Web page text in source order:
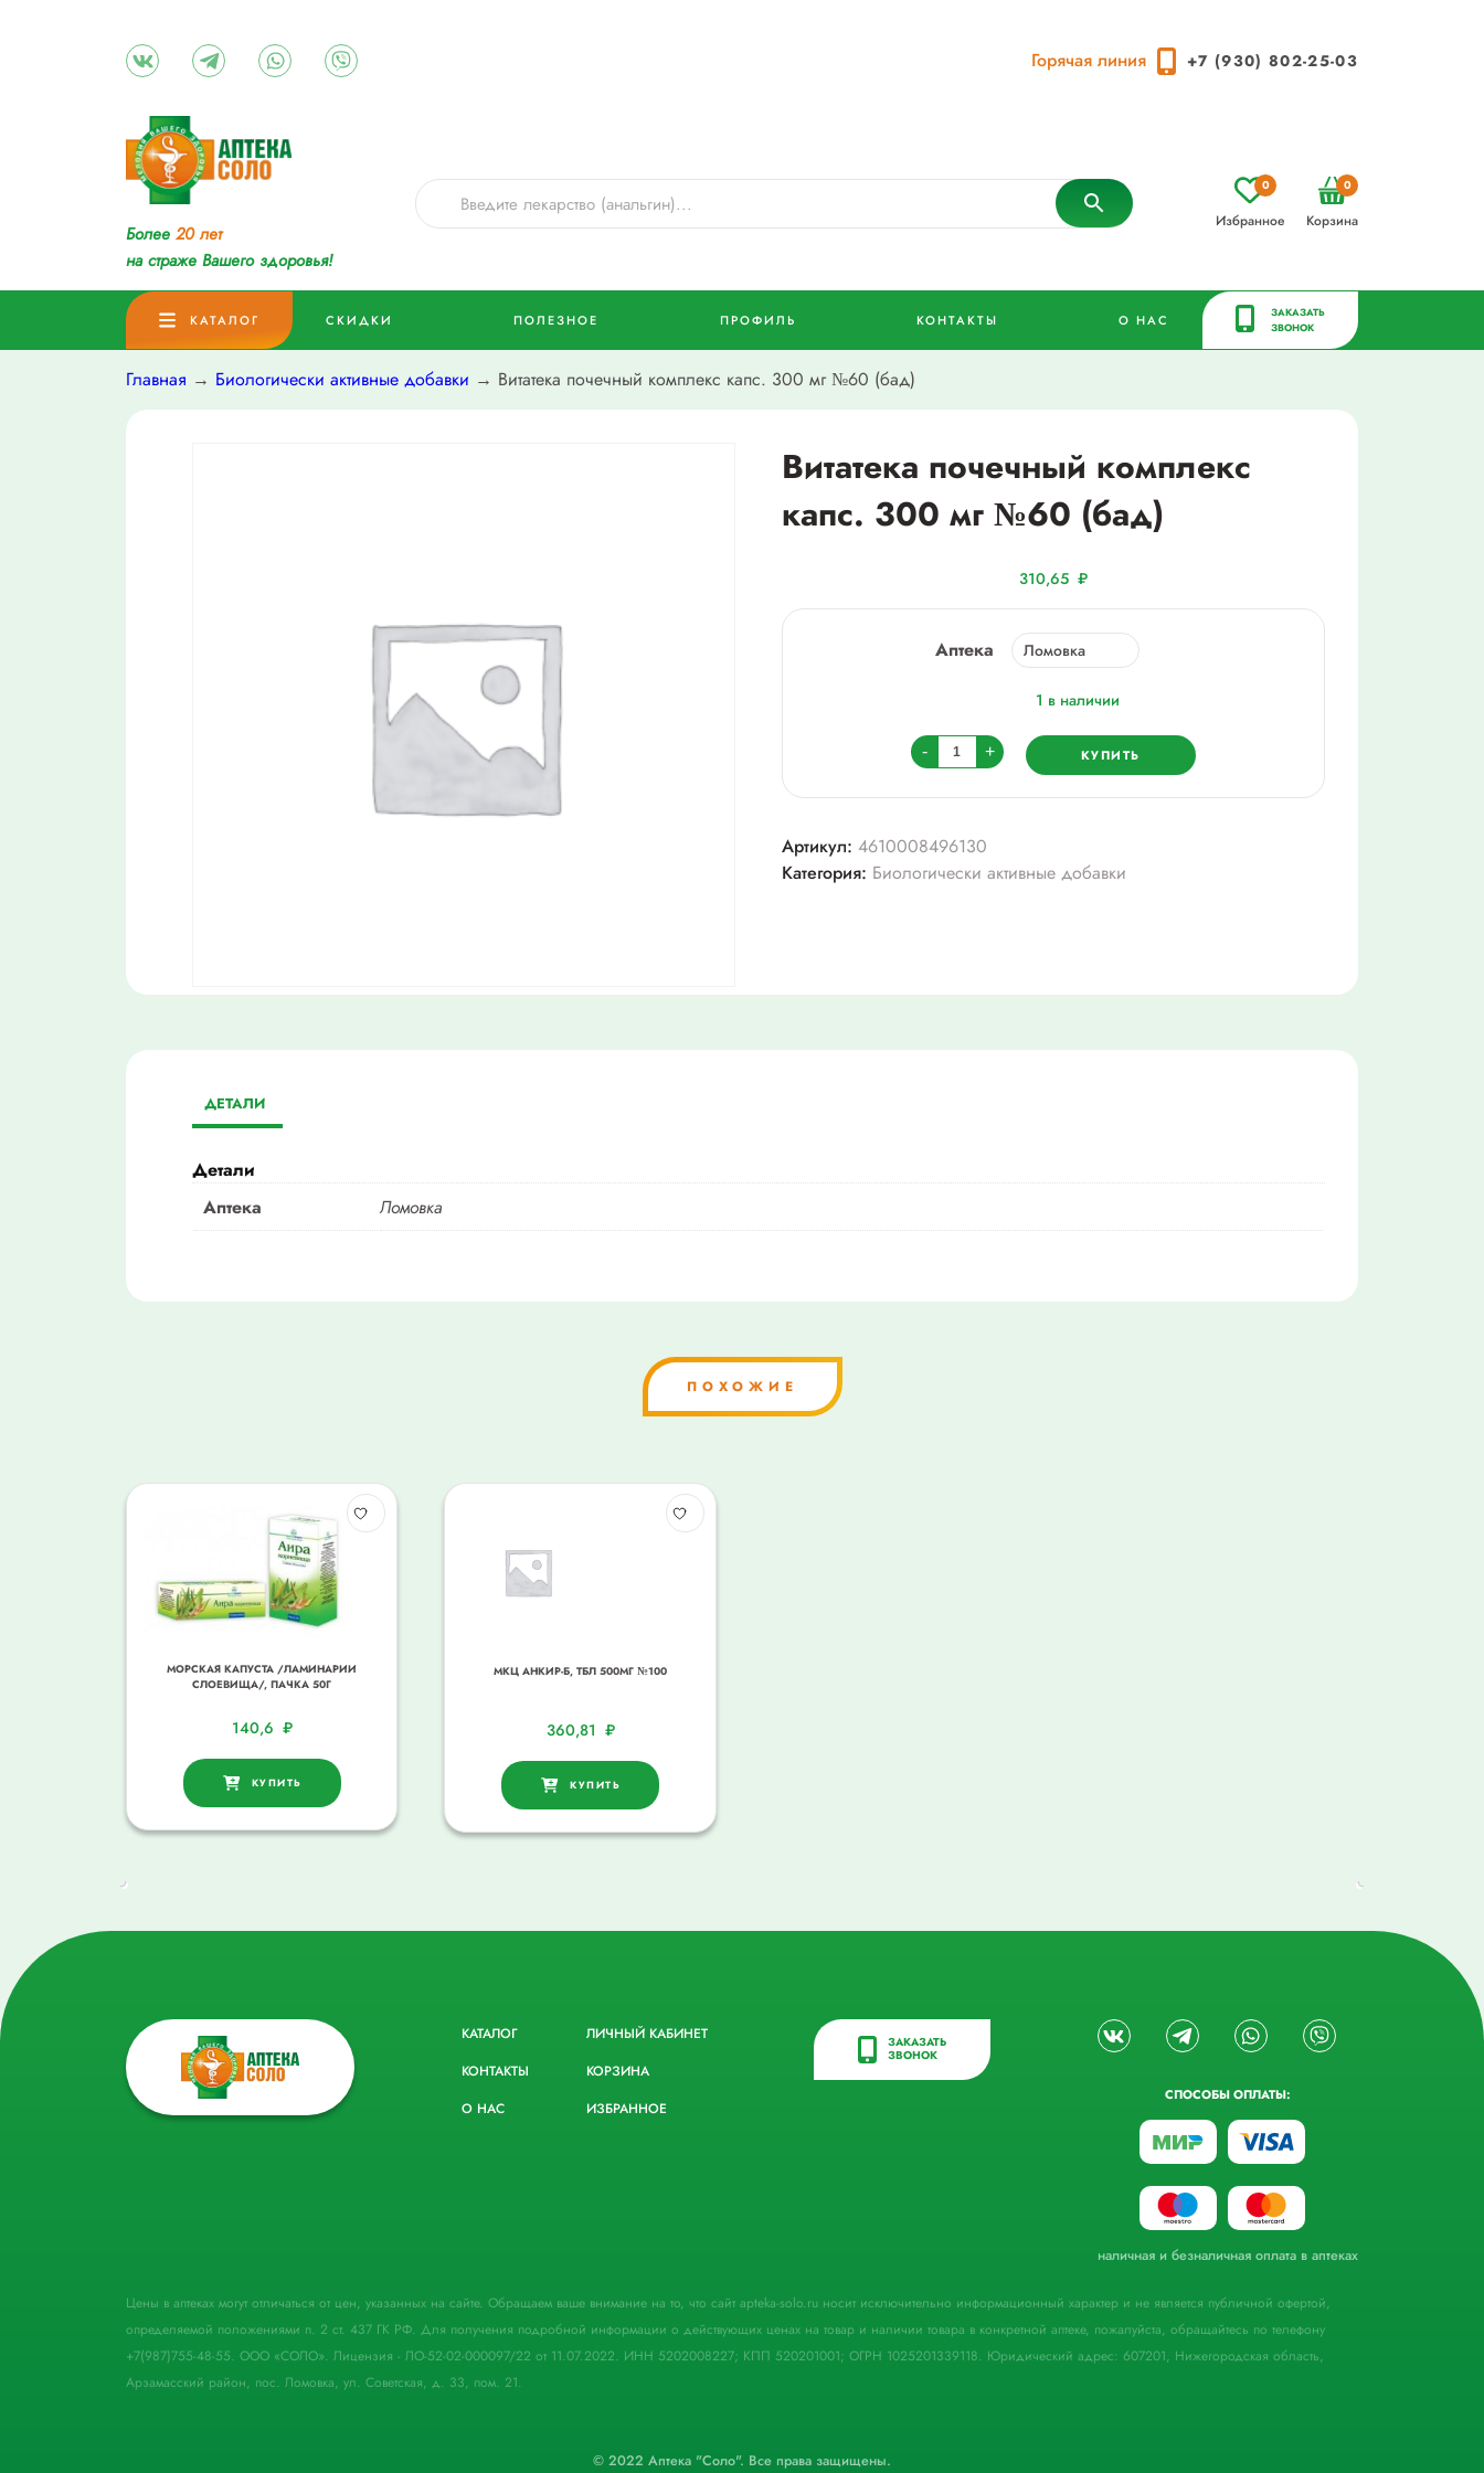
Горячая линия +7 (930) 802-25-03
Более 20 лет
на страже Вашего здоровья!
Избранное
0
Корзина
0
КАТАЛОГ СКИДКИ ПОЛЕЗНОЕ ПРОФИЛЬ КОНТАКТЫ О НАС
ЗАКАЗАТЬ
ЗВОНОК
Главная → Биологически активные добавки → Витатека почечный комплекс капс. 300 мг №60 (бад)
Витатека почечный комплекс
капс. 300 мг №60 (бад)
310,65 ₽
Аптека
1 в наличии
-
Количество
товара
Витатека
комплекс
капс.
+ КУПИТЬ
Артикул: 4610008496130
Категория: Биологически активные добавки
ДЕТАЛИ
Детали
Аптека
Ломовка
ПОХОЖИЕ
МОРСКАЯ КАПУСТА /ЛАМИНАРИИ
СЛОЕВИЩА/, ПАЧКА 50Г
140,6 ₽
КУПИТЬ
МКЦ АНКИР-Б, ТБЛ 500МГ №100
360,81 ₽
КУПИТЬ
КАТАЛОГ
КОНТАКТЫ
О НАС
ЛИЧНЫЙ КАБИНЕТ
КОРЗИНА
ИЗБРАННОЕ
ЗАКАЗАТЬ
ЗВОНОК
СПОСОБЫ ОПЛАТЫ:
наличная и безналичная оплата в аптеках
Цены в аптеках могут отличаться от цен, указанных на сайте. Обращаем ваше внимание на то, что сайт apteka-solo.ru носит исключительно информационный характер и не является публичной офертой,
определяемой положениями п. 2 ст. 437 ГК РФ. Для получения подробной информации о действующих ценах на товар и наличии товара в конкретной аптеке, пожалуйста, обращайтесь по телефону
+7(987)755-48-55. ООО «СОЛО». Лицензия - ЛО-52-02-000097/22 от 11.07.2022. ИНН 5202008227; КПП 520201001; ОГРН 1025201339118. Юридический адрес: 607201, Нижегородская область,
Арзамасский район, пос. Ломовка, ул. Советская, д. 33, пом. 21.
© 2022 Аптека "Соло". Все права защищены.